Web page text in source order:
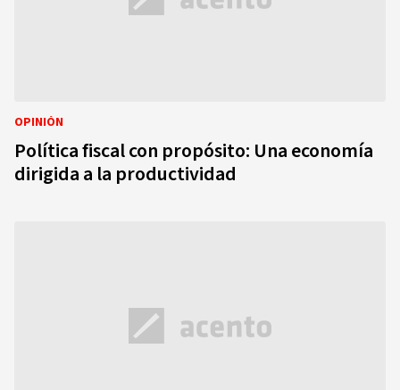
OPINIÓN
Política fiscal con propósito: Una economía
dirigida a la productividad